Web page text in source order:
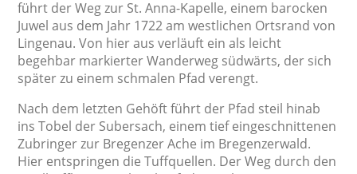
führt der Weg zur St. Anna-Kapelle, einem barocken
Juwel aus dem Jahr 1722 am westlichen Ortsrand von
Lingenau. Von hier aus verläuft ein als leicht
begehbar markierter Wanderweg südwärts, der sich
später zu einem schmalen Pfad verengt.
Nach dem letzten Gehöft führt der Pfad steil hinab
ins Tobel der Subersach, einem tief eingeschnittenen
Zubringer zur Bregenzer Ache im Bregenzerwald.
Hier entspringen die Tuffquellen. Der Weg durch den